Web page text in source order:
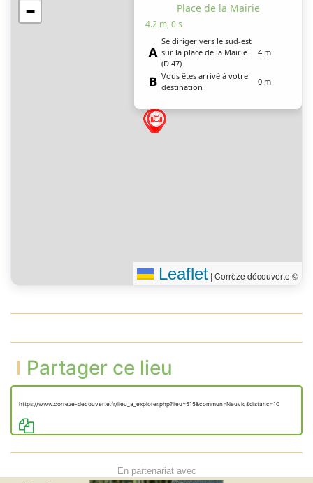
−
Place de la Mairie
4.2 m, 0 s
Se diriger vers le sud-est
sur la place de la Mairie
(D 47)
4 m
Vous êtes arrivé à votre
destination
0 m
Leaflet | Corrèze découverte ©
Partager ce lieu
https://www.correze-decouverte.fr/lieu_a_explorer.php?lieu=515&commun=Neuvic&distanc=10
En partenariat avec